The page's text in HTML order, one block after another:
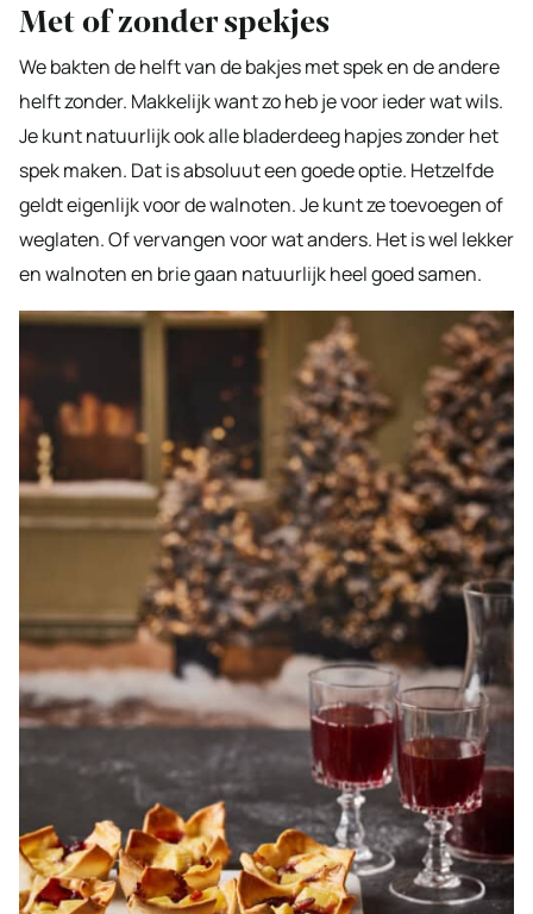
Met of zonder spekjes
We bakten de helft van de bakjes met spek en de andere
helft zonder. Makkelijk want zo heb je voor ieder wat wils.
Je kunt natuurlijk ook alle bladerdeeg hapjes zonder het
spek maken. Dat is absoluut een goede optie. Hetzelfde
geldt eigenlijk voor de walnoten. Je kunt ze toevoegen of
weglaten. Of vervangen voor wat anders. Het is wel lekker
en walnoten en brie gaan natuurlijk heel goed samen.